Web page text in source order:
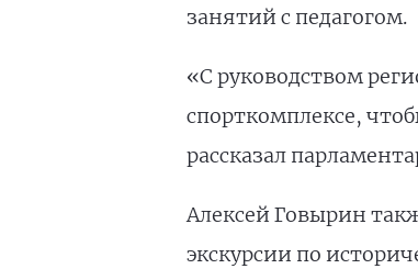
занятий с педагогом.
«С руководством
спорткомплексе,
рассказал
Алексей Говырин
экскурсии по